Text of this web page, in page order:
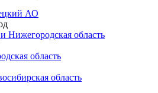
АО
область
область
область